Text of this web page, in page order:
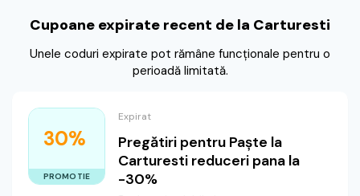
Cupoane expirate recent de la Carturesti
Unele coduri expirate pot rămâne funcționale pentru o
perioadă limitată.
30%
PROMOTIE
Expirat
Pregătiri pentru Paște la
Carturesti reduceri pana la
-30%